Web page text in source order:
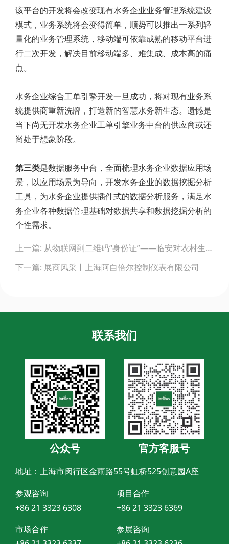
该平台的开发将会改变现有水务企业业务管理系统建设
模式，业务系统将会变得简单，顺势可以推出一系列轻
量化的业务管理系统，移动端可依靠成熟的移动平台进
行二次开发，解决目前移动端多、难集成、成本高的痛
点。
水务企业综合工单引擎开发一旦成功，将对现有业务系
统提供商重新洗牌，打造新的智慧水务新生态。遗憾是
当下尚无开发水务企业工单引擎业务中台的供应商或还
尚处于想象阶段。
第三类是数据服务中台，全面梳理水务企业数据应用场
景，以应用场景为导向，开发水务企业的数据挖掘分析
工具，为水务企业提供插件式的数据分析服务，满足水
务企业各种数据管理基础对数据共享和数据挖掘分析的
个性需求。
navigation
上一篇: 从物联网到二维码“身份证”——临安对农村生活污水治理监管进行智能化探索
下一篇: 展商风采丨上海阿自倍尔控制仪表有限公司
联系我们
公众号 官方客服号
地址：上海市闵行区金雨路55号虹桥525创意园A座
参观咨询
+86 21 3323 6308
项目合作
+86 21 3323 6369
市场合作
参展咨询